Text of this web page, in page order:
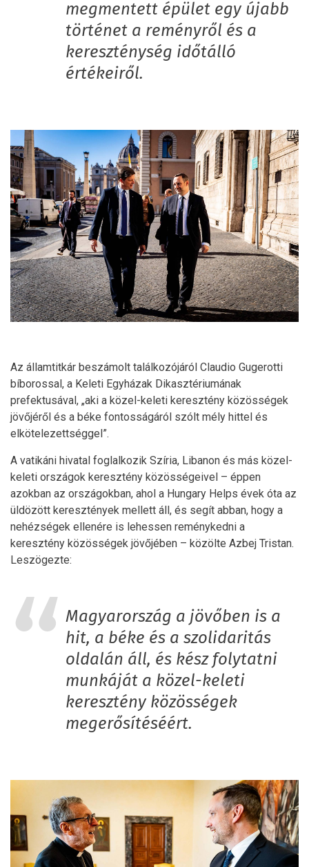
megmentett épület egy újabb
történet a reményről és a
kereszténység időtálló
értékeiről.
Az államtitkár beszámolt találkozójáról Claudio Gugerotti
bíborossal, a Keleti Egyházak Dikasztériumának
prefektusával, „aki a közel-keleti keresztény közösségek
jövőjéről és a béke fontosságáról szólt mély hittel és
elkötelezettséggel”.
A vatikáni hivatal foglalkozik Szíria, Libanon és más közel-
keleti országok keresztény közösségeivel – éppen
azokban az országokban, ahol a Hungary Helps évek óta az
üldözött keresztények mellett áll, és segít abban, hogy a
nehézségek ellenére is lehessen reménykedni a
keresztény közösségek jövőjében – közölte Azbej Tristan.
Leszögezte:
Magyarország a jövőben is a
hit, a béke és a szolidaritás
oldalán áll, és kész folytatni
munkáját a közel-keleti
keresztény közösségek
megerősítéséért.